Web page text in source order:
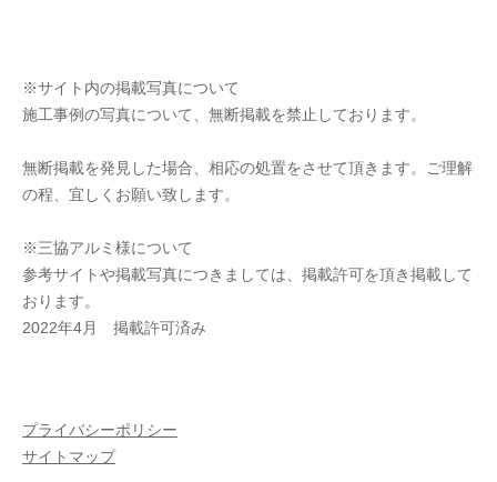
※サイト内の掲載写真について
施工事例の写真について、無断掲載を禁止しております。
無断掲載を発見した場合、相応の処置をさせて頂きます。ご理解
の程、宜しくお願い致します。
※三協アルミ様について
参考サイトや掲載写真につきましては、掲載許可を頂き掲載して
おります。
2022年4月 掲載許可済み
プライバシーポリシー
サイトマップ